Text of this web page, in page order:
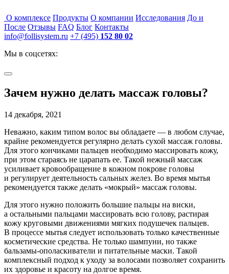
О комплексе Продукты О компании Исследования До и
После Отзывы FAQ Блог Контакты
info@follisystem.ru +7 (495) 152 80 02
Мы в соцсетях:
Зачем нужно делать массаж головы?
14 декабря, 2021
Неважно, каким типом волос вы обладаете — в любом случае,
крайне рекомендуется регулярно делать сухой массаж головы.
Для этого кончиками пальцев необходимо массировать кожу,
при этом стараясь не царапать ее. Такой нежный массаж
усиливает кровообращение в кожном покрове головы
и регулирует деятельность сальных желез. Во время мытья
рекомендуется также делать «мокрый» массаж головы.
Для этого нужно положить большие пальцы на виски,
а остальными пальцами массировать всю голову, растирая
кожу круговыми движениями мягких подушечек пальцев.
В процессе мытья следует использовать только качественные
косметические средства. Не только шампуни, но также
бальзамы-ополаскиватели и питательные маски. Такой
комплексный подход к уходу за волосами позволяет сохранить
их здоровье и красоту на долгое время.